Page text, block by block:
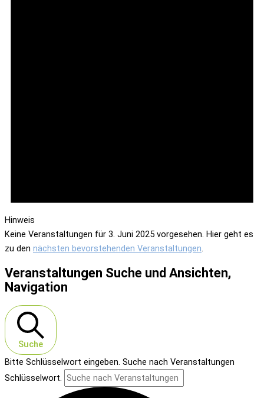
Hinweis
Keine Veranstaltungen für 3. Juni 2025 vorgesehen. Hier geht es
zu den nächsten bevorstehenden Veranstaltungen
Veranstaltungen Suche und Ansichten,
Navigation
Suche
Bitte Schlüsselwort eingeben. Suche nach Veranstaltungen
Schlüsselwort.